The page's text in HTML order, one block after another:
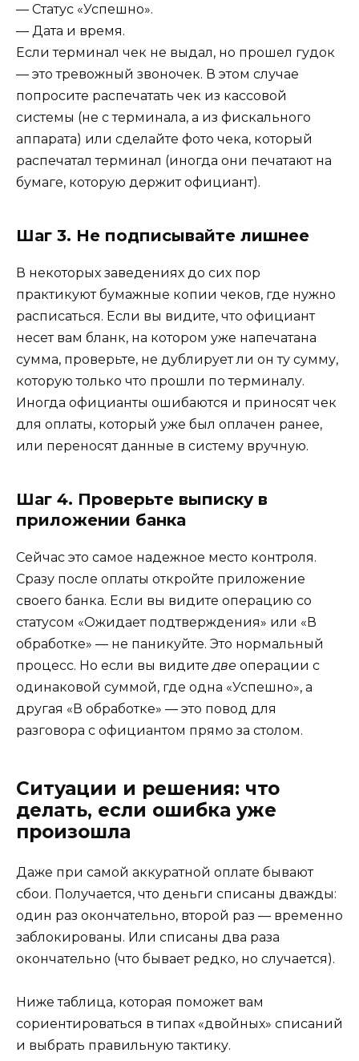
— Статус «Успешно».
— Дата и время.
Если терминал чек не выдал, но прошел гудок
— это тревожный звоночек. В этом случае
попросите распечатать чек из кассовой
системы (не с терминала, а из фискального
аппарата) или сделайте фото чека, который
распечатал терминал (иногда они печатают на
бумаге, которую держит официант).
Шаг 3. Не подписывайте лишнее
В некоторых заведениях до сих пор
практикуют бумажные копии чеков, где нужно
расписаться. Если вы видите, что официант
несет вам бланк, на котором уже напечатана
сумма, проверьте, не дублирует ли он ту сумму,
которую только что прошли по терминалу.
Иногда официанты ошибаются и приносят чек
для оплаты, который уже был оплачен ранее,
или переносят данные в систему вручную.
Шаг 4. Проверьте выписку в
приложении банка
Сейчас это самое надежное место контроля.
Сразу после оплаты откройте приложение
своего банка. Если вы видите операцию со
статусом «Ожидает подтверждения» или «В
обработке» — не паникуйте. Это нормальный
процесс. Но если вы видитедве операции с
одинаковой суммой, где одна «Успешно», а
другая «В обработке» — это повод для
разговора с официантом прямо за столом.
Ситуации и решения: что
делать, если ошибка уже
произошла
Даже при самой аккуратной оплате бывают
сбои. Получается, что деньги списаны дважды:
один раз окончательно, второй раз — временно
заблокированы. Или списаны два раза
окончательно (что бывает редко, но случается).
Ниже таблица, которая поможет вам
сориентироваться в типах «двойных» списаний
и выбрать правильную тактику.